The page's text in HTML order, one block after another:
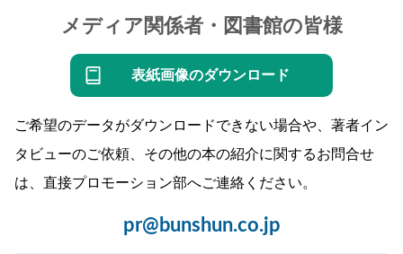
メディア関係者・図書館の皆様
表紙画像のダウンロード
ご希望のデータがダウンロードできない場合や、著者イン
タビューのご依頼、その他の本の紹介に関するお問合せ
は、直接プロモーション部へご連絡ください。
pr@bunshun.co.jp